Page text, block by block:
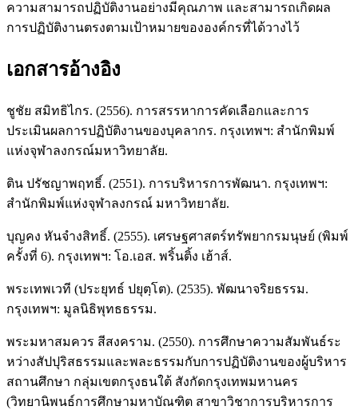
ความสามารถปฏิบัติงานอย่างมีคุณภาพ และสามารถเกิดผล
การปฏิบัติงานตรงตามเป้าหมายขององค์กรที่ได้วางไว้
เอกสารอ้างอิง
ชูชัย สมิทธิไกร. (2556). การสรรหาการคัดเลือกและการ
ประเมินผลการปฏิบัติงานของบุคลากร. กรุงเทพฯ: สำนักพิมพ์
แห่งจุฬาลงกรณ์มหาวิทยาลัย.
ติน ปรัชญาพฤทธิ์. (2551). การบริหารการพัฒนา. กรุงเทพฯ:
สำนักพิมพ์แห่งจุฬาลงกรณ์ มหาวิทยาลัย.
บุญคง หันจำงสิทธิ์. (2555). เศรษฐศาสตร์ทรัพยากรมนุษย์ (พิมพ์
ครั้งที่ 6). กรุงเทพฯ: โอ.เอส. พริ้นติ้ง เฮ้าส์.
พระเทพเวที (ประยุทธ์ ปยุตฺโต). (2535). พัฒนาจริยธรรม.
กรุงเทพฯ: มูลนิธิพุทธธรรม.
พระมหาสมควร สีสงคราม. (2550). การศึกษาความสัมพันธ์ระ
หว่างสัปปุริสธรรมและพละธรรมกับการปฏิบัติงานของผู้บริหาร
สถานศึกษา กลุ่มเขตกรุงธนใต้ สังกัดกรุงเทพมหานคร
(วิทยานิพนธ์การศึกษามหาบัณฑิต สาขาวิชาการบริหารการ